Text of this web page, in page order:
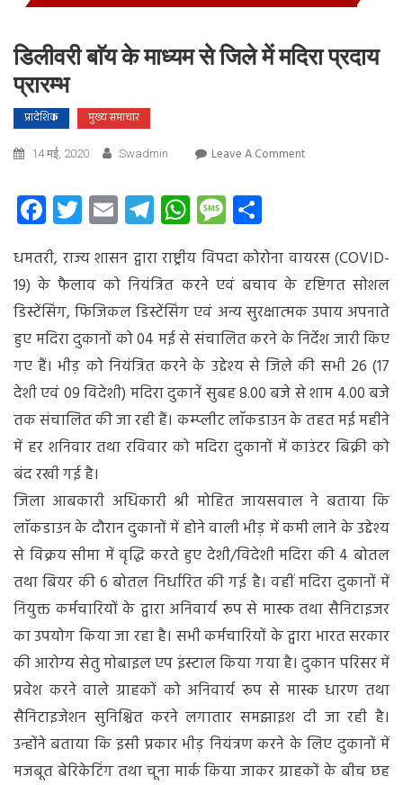
डिलीवरी बाॅय के माध्यम से जिले में मदिरा प्रदाय
प्रारम्भ
प्रादेशिक मुख्य समाचार
14 मई, 2020 Swadmin Leave A CommentOn
से
जिले
मदिरा
प्रदाय
प्रारम्भ
Facebook
Twitter
EmailTelegram
WhatsApp
Message
धमतरी, राज्य शासन द्वारा राष्ट्रीय विपदा कोरोना वायरस (COVID-
19) के फैलाव को नियंत्रित करने एवं बचाव के दृष्टिगत सोशल
डिस्टेंसिंग, फिजिकल डिस्टेंसिंग एवं अन्य सुरक्षात्मक उपाय अपनाते
हुए मदिरा दुकानों को 04 मई से संचालित करने के निर्देश जारी किए
गए हैं। भीड़ को नियंत्रित करने के उद्देश्य से जिले की सभी 26 (17
देशी एवं 09 विदेशी) मदिरा दुकानें सुबह 8.00 बजे से शाम 4.00 बजे
तक संचालित की जा रही हैं। कम्प्लीट लाॅकडाउन के तहत मई महीने
में हर शनिवार तथा रविवार को मदिरा दुकानों में काउंटर बिक्री को
बंद रखी गई है।
जिला आबकारी अधिकारी श्री मोहित जायसवाल ने बताया कि
लाॅकडाउन के दौरान दुकानों में होने वाली भीड़ में कमी लाने के उद्देश्य
से विक्रय सीमा में वृद्धि करते हुए देशी/विदेशी मदिरा की 4 बोतल
तथा बियर की 6 बोतल निर्धारित की गई है। वहीं मदिरा दुकानों में
नियुक्त कर्मचारियों के द्वारा अनिवार्य रूप से मास्क तथा सैनिटाइजर
का उपयोग किया जा रहा है। सभी कर्मचारियों के द्वारा भारत सरकार
की आरोग्य सेतु मोबाइल एप इंस्टाल किया गया है। दुकान परिसर में
प्रवेश करने वाले ग्राहकों को अनिवार्य रूप से मास्क धारण तथा
सैनिटाइजेशन सुनिश्चित करने लगातार समझाइश दी जा रही है।
उन्होंने बताया कि इसी प्रकार भीड़ नियंत्रण करने के लिए दुकानों में
मजबूत बेरिकेटिंग तथा चूना मार्क किया जाकर ग्राहकों के बीच छह